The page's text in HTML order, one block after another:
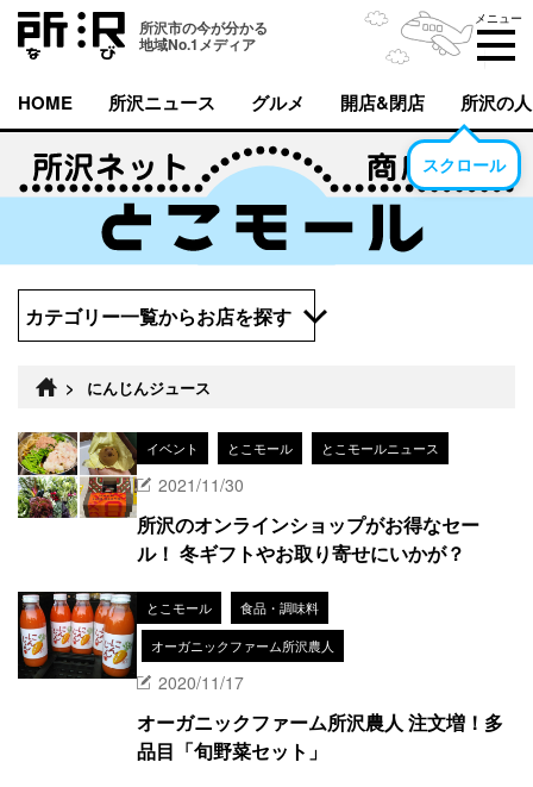
所沢市の今が分かる
地域No.1メディア
メニュー
HOME 所沢ニュース グルメ 開店&閉店 所沢の人
スクロール
カテゴリー一覧からお店を探す
> にんじんジュース
イベント とこモール とこモールニュース
2021/11/30
所沢のオンラインショップがお得なセー
ル！ 冬ギフトやお取り寄せにいかが？
とこモール
食品・調味料
オーガニックファーム所沢農人
2020/11/17
オーガニックファーム所沢農人 注文増！多
品目「旬野菜セット」